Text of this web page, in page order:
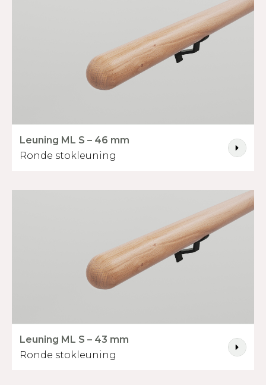
Leuning ML S – 46 mm
Ronde stokleuning
Leuning ML S – 43 mm
Ronde stokleuning